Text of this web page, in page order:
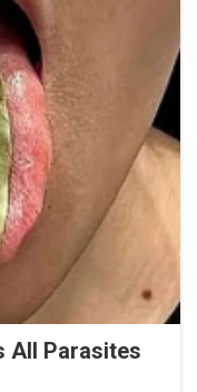
All Parasites